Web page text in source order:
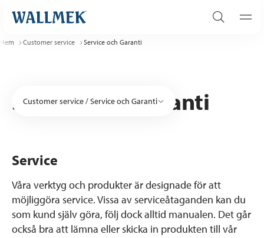
Hem Customer service Service och Garanti
Customer service/Service och Garanti
Service och Garanti
Service
Våra verktyg och produkter är designade för att
möjliggöra service. Vissa av serviceåtaganden kan du
som kund själv göra, följ dock alltid manualen. Det går
också bra att lämna eller skicka in produkten till vår